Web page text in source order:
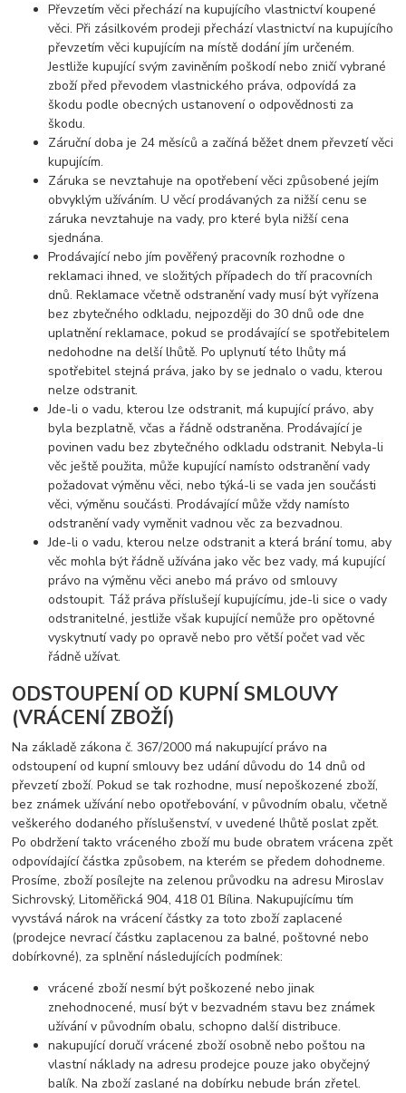
Převzetím věci přechází na kupujícího vlastnictví koupené
věci. Při zásilkovém prodeji přechází vlastnictví na kupujícího
převzetím věci kupujícím na místě dodání jím určeném.
Jestliže kupující svým zaviněním poškodí nebo zničí vybrané
zboží před převodem vlastnického práva, odpovídá za
škodu podle obecných ustanovení o odpovědnosti za
škodu.
Záruční doba je 24 měsíců a začíná běžet dnem převzetí věci
kupujícím.
Záruka se nevztahuje na opotřebení věci způsobené jejím
obvyklým užíváním. U věcí prodávaných za nižší cenu se
záruka nevztahuje na vady, pro které byla nižší cena
sjednána.
Prodávající nebo jím pověřený pracovník rozhodne o
reklamaci ihned, ve složitých případech do tří pracovních
dnů. Reklamace včetně odstranění vady musí být vyřízena
bez zbytečného odkladu, nejpozději do 30 dnů ode dne
uplatnění reklamace, pokud se prodávající se spotřebitelem
nedohodne na delší lhůtě. Po uplynutí této lhůty má
spotřebitel stejná práva, jako by se jednalo o vadu, kterou
nelze odstranit.
Jde-li o vadu, kterou lze odstranit, má kupující právo, aby
byla bezplatně, včas a řádně odstraněna. Prodávající je
povinen vadu bez zbytečného odkladu odstranit. Nebyla-li
věc ještě použita, může kupující namísto odstranění vady
požadovat výměnu věci, nebo týká-li se vada jen součásti
věci, výměnu součásti. Prodávající může vždy namísto
odstranění vady vyměnit vadnou věc za bezvadnou.
Jde-li o vadu, kterou nelze odstranit a která brání tomu, aby
věc mohla být řádně užívána jako věc bez vady, má kupující
právo na výměnu věci anebo má právo od smlouvy
odstoupit. Táž práva příslušejí kupujícímu, jde-li sice o vady
odstranitelné, jestliže však kupující nemůže pro opětovné
vyskytnutí vady po opravě nebo pro větší počet vad věc
řádně užívat.
ODSTOUPENÍ OD KUPNÍ SMLOUVY
(VRÁCENÍ ZBOŽÍ)
Na základě zákona č. 367/2000 má nakupující právo na
odstoupení od kupní smlouvy bez udání důvodu do 14 dnů od
převzetí zboží. Pokud se tak rozhodne, musí nepoškozené zboží,
bez známek užívání nebo opotřebování, v původním obalu, včetně
veškerého dodaného příslušenství, v uvedené lhůtě poslat zpět.
Po obdržení takto vráceného zboží mu bude obratem vrácena zpět
odpovídající částka způsobem, na kterém se předem dohodneme.
Prosíme, zboží posílejte na zelenou průvodku na adresu Miroslav
Sichrovský, Litoměřická 904, 418 01 Bílina. Nakupujícímu tím
vyvstává nárok na vrácení částky za toto zboží zaplacené
(prodejce nevrací částku zaplacenou za balné, poštovné nebo
dobírkovné), za splnění následujících podmínek:
vrácené zboží nesmí být poškozené nebo jinak
znehodnocené, musí být v bezvadném stavu bez známek
užívání v původním obalu, schopno další distribuce.
nakupující doručí vrácené zboží osobně nebo poštou na
vlastní náklady na adresu prodejce pouze jako obyčejný
balík. Na zboží zaslané na dobírku nebude brán zřetel.